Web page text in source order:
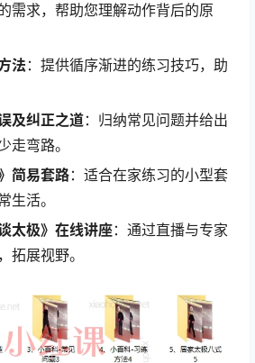
需求，帮助您理解动作背后的原
法 ：提供循序渐进的练习技巧，助
及纠正之道：归纳常见问题并给出
走弯路。
简易套路：适合在家练习的小型套
生活。
太极》在线讲座：通过直播与专家
拓展视野。